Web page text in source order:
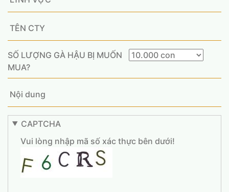
SỐ LƯỢNG GÀ HẬU BỊ MUỐN
MUA?
CAPTCHA
Vui lòng nhập mã số xác thực bên dưới!